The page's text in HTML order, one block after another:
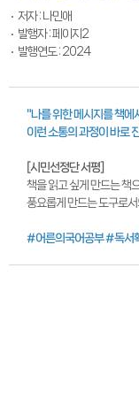
저자 : 나민애
발행자 : 페이지2
발행연도 : 2024
"나를 위한 메시지를 책에
이런 소통의 과정이 바로
[시민선정단 서평]
책을 읽고 싶게 만드는 책
풍요롭게 만드는 도구로
#어른의국어공부 #독서